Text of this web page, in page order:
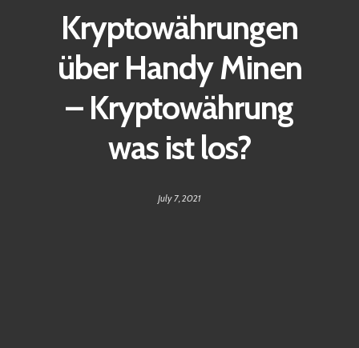
Kryptowährungen
über Handy Minen
– Kryptowährung
was ist los?
July 7, 2021